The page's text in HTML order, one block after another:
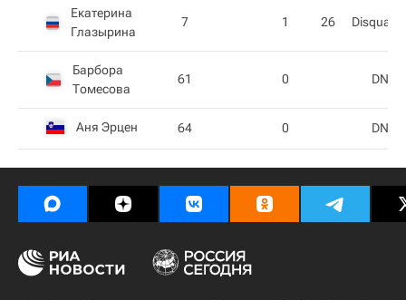
Екатерина
Глазырина
7 1 26
Барбора
Томесова
61 0 DNS
Аня Эрцен 64 0 DNS